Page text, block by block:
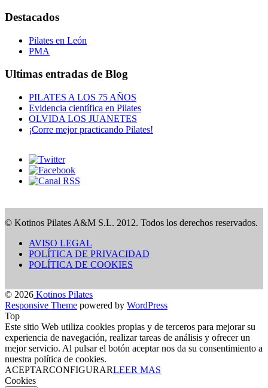
Destacados
Pilates en León
PMA
Ultimas entradas de Blog
PILATES A LOS 75 AÑOS
Evidencia científica en Pilates
OLVIDA LOS JUANETES
¡Corre mejor practicando Pilates!
© Kotinos Pilates A&M S.L. 2012. Todos los derechos reservados.
AVISO LEGAL
POLÍTICA DE PRIVACIDAD
POLÍTICA DE COOKIES
© 2026 Kotinos Pilates
Responsive Theme powered by WordPress
Top
Este sitio Web utiliza cookies propias y de terceros para mejorar su
experiencia de navegación, realizar tareas de análisis y ofrecer un
mejor servicio. Al pulsar el botón aceptar nos da su consentimiento a
nuestra política de cookies.
ACEPTARCONFIGURARLEER MAS
Cookies